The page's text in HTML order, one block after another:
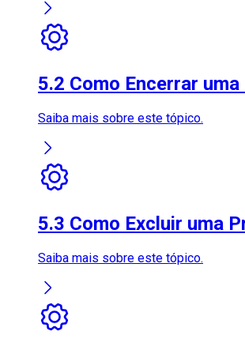
5.2 Como Encerrar
Saiba mais sobre este tópico.
5.3 Como Excluir uma
Saiba mais sobre este tópico.